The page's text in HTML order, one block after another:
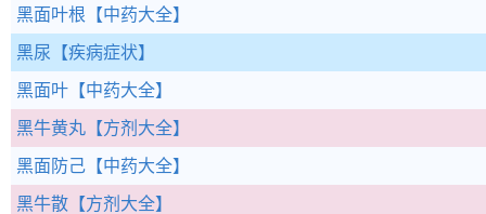
黑面叶根 【中药大全】
黑尿 【疾病症状】
黑面叶 【中药大全】
黑牛黄丸 【方剂大全】
黑面防己 【中药大全】
黑牛散 【方剂大全】